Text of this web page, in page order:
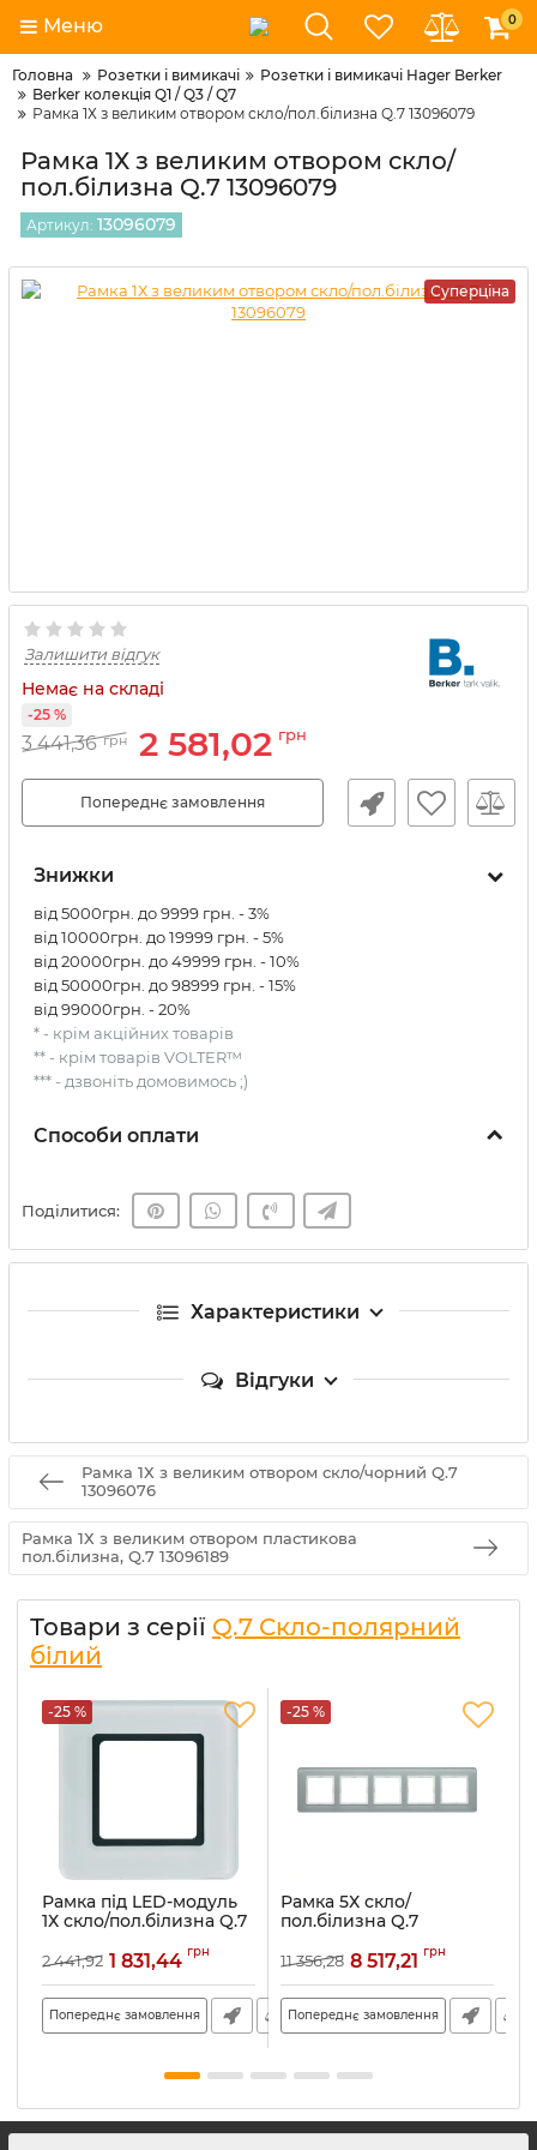
Меню 0
Головна Розетки і вимикачі
Розетки і вимикачі Hager Berker
Berker колекція Q1 / Q3 / Q7
Рамка 1Х з великим отвором скло/пол.білизна Q.7 13096079
Рамка 1Х з великим отвором скло/
пол.білизна Q.7 13096079
Артикул: 13096079
Суперціна
Залишити відгук
Немає на складі
3 441,36 грн 2 581,02 грн
-25 %
Попереднє замовлення
Знижки
від 5000грн. до 9999 грн. - 3%
від 10000грн. до 19999 грн. - 5%
від 20000грн. до 49999 грн. - 10%
від 50000грн. до 98999 грн. - 15%
від 99000грн. - 20%
* - крім акційних товарів
** - крім товарів VOLTER™
*** - дзвоніть домовимось ;)
Способи оплати
Поділитися:
Характеристики
Відгуки
Рамка 1Х з великим отвором скло/чорний Q.7
13096076
Рамка 1Х з великим отвором пластикова
пол.білизна, Q.7 13096189
Товари з серії Q.7 Скло-полярний
білий
-25 %
Рамка під LED-модуль
1Х скло/пол.білизна Q.7
Артикул: 10116179
2 441,92 1 831,44 грн
Попереднє замовлення
-25 %
Рамка 5Х скло/
пол.білизна Q.7
Артикул: 10156079
11 356,28 8 517,21 грн
Попереднє замовлення